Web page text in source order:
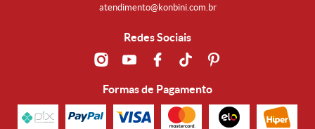
atendimento@konbini.com.br
Redes Sociais
Formas de Pagamento